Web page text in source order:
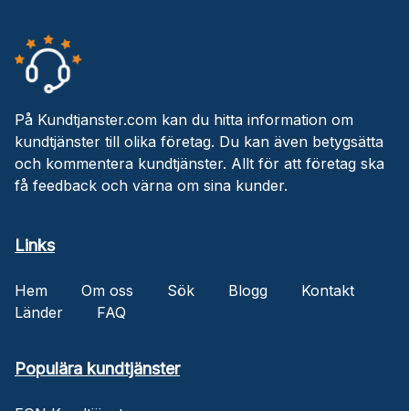
På Kundtjanster.com kan du hitta information om
kundtjänster till olika företag. Du kan även betygsätta
och kommentera kundtjänster. Allt för att företag ska
få feedback och värna om sina kunder.
Links
Hem Om oss Sök Blogg
Kontakt
Länder
FAQ
Populära kundtjänster